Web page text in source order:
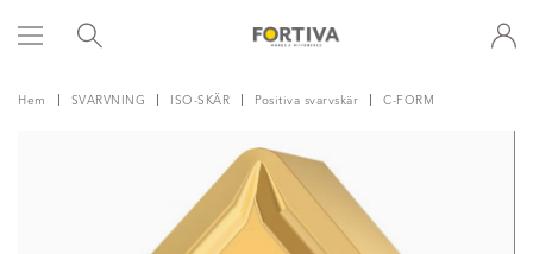
Hem SVARVNING ISO-SKÄR Positiva svarvskär C-FORM